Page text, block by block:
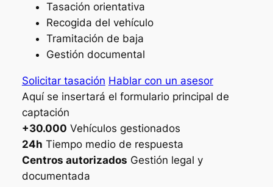
Tasación orientativa
Recogida del vehículo
Tramitación de baja
Gestión documental
Solicitar tasación Hablar con un asesor
Aquí se insertará el formulario principal de
captación
+30.000 Vehículos gestionados
24h Tiempo medio de respuesta
Centros autorizados Gestión legal y
documentada